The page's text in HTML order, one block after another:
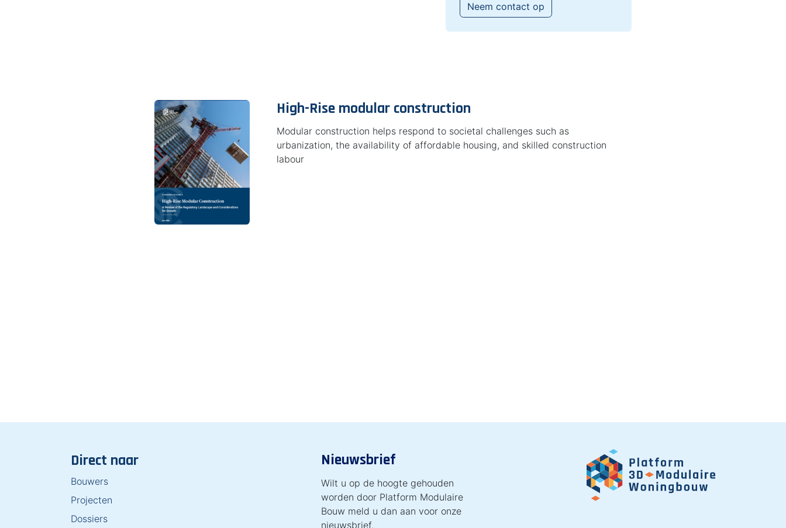
Neem contact op
High-Rise modular construction
Modular construction helps respond to societal challenges such as
urbanization, the availability of affordable housing, and skilled construction
labour
Direct naar
Bouwers
Projecten
Dossiers
Nieuwsbrief
Wilt u op de hoogte gehouden
worden door Platform Modulaire
Bouw meld u dan aan voor onze
nieuwsbrief.